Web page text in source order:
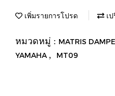
เพิ่มรายการโปรด เ
หมวดหมู่ : MATRIS
YAMAHA , MT09